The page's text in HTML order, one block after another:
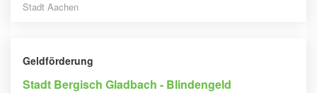
Stadt Aachen
Geldförderung
Stadt Bergisch Gladbach - Blindengeld